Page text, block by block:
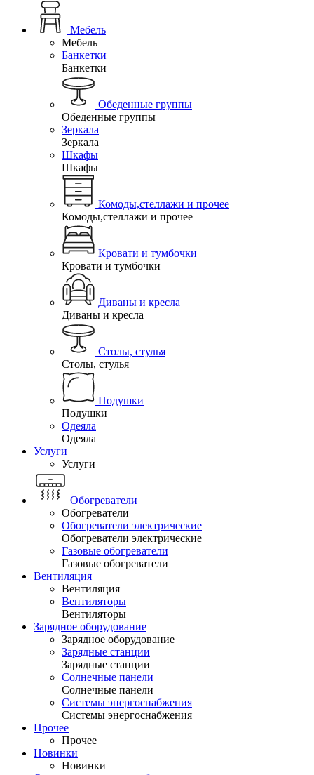
Мебель
Мебель
Банкетки
Банкетки
Обеденные группы
Обеденные группы
Зеркала
Зеркала
Шкафы
Шкафы
Комоды,стеллажи и прочее
Комоды,стеллажи и прочее
Кровати и тумбочки
Кровати и тумбочки
Диваны и кресла
Диваны и кресла
Столы, стулья
Столы, стулья
Подушки
Подушки
Одеяла
Одеяла
Услуги
Услуги
Обогреватели
Обогреватели
Обогреватели электрические
Обогреватели электрические
Газовые обогреватели
Газовые обогреватели
Вентиляция
Вентиляция
Вентиляторы
Вентиляторы
Зарядное оборудование
Зарядное оборудование
Зарядные станции
Зарядные станции
Солнечные панели
Солнечные панели
Системы энергоснабжения
Системы энергоснабжения
Прочее
Прочее
Новинки
Новинки